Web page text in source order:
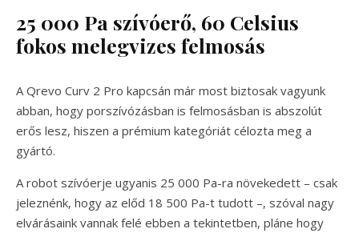
25 000 Pa szívóerő, 60 Celsius
fokos melegvizes felmosás
A Qrevo Curv 2 Pro kapcsán már most biztosak vagyunk
abban, hogy porszívózásban is felmosásban is abszolút
erős lesz, hiszen a prémium kategóriát célozta meg a
gyártó.
A robot szívóerje ugyanis 25 000 Pa-ra növekedett – csak
jeleznénk, hogy az előd 18 500 Pa-t tudott –, szóval nagy
elvárásaink vannak felé ebben a tekintetben, pláne hogy